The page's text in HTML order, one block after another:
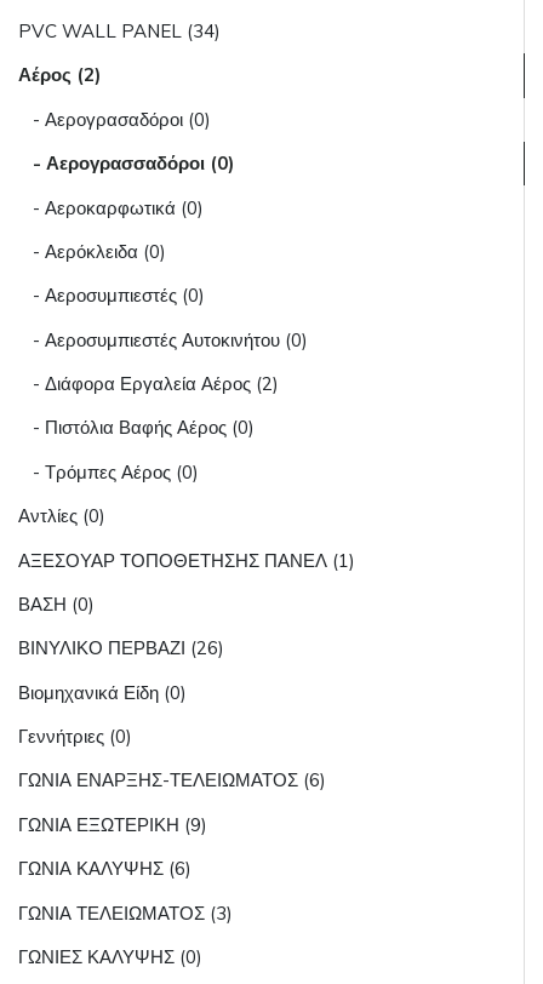
PVC WALL PANEL (34)
Αέρος (2)
- Αερογρασαδόροι (0)
- Αερογρασσαδόροι (0)
- Αεροκαρφωτικά (0)
- Αερόκλειδα (0)
- Αεροσυμπιεστές (0)
- Αεροσυμπιεστές Αυτοκινήτου (0)
- Διάφορα Εργαλεία Αέρος (2)
- Πιστόλια Βαφής Αέρος (0)
- Τρόμπες Αέρος (0)
Αντλίες (0)
ΑΞΕΣΟΥΑΡ ΤΟΠΟΘΕΤΗΣΗΣ ΠΑΝΕΛ (1)
ΒΑΣΗ (0)
ΒΙΝΥΛΙΚΟ ΠΕΡΒΑΖΙ (26)
Βιομηχανικά Είδη (0)
Γεννήτριες (0)
ΓΩΝΙΑ ΕΝΑΡΞΗΣ-ΤΕΛΕΙΩΜΑΤΟΣ (6)
ΓΩΝΙΑ ΕΞΩΤΕΡΙΚΗ (9)
ΓΩΝΙΑ ΚΑΛΥΨΗΣ (6)
ΓΩΝΙΑ ΤΕΛΕΙΩΜΑΤΟΣ (3)
ΓΩΝΙΕΣ ΚΑΛΥΨΗΣ (0)